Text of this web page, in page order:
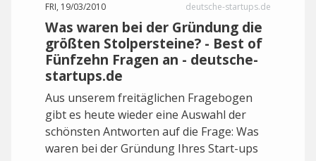
FRI, 19/03/2010 deutsche-startups.de
Was waren bei der Gründung die
größten Stolpersteine? - Best of
Fünfzehn Fragen an - deutsche-
startups.de
Aus unserem freitäglichen Fragebogen
gibt es heute wieder eine Auswahl der
schönsten Antworten auf die Frage: Was
waren bei der Gründung Ihres Start-ups